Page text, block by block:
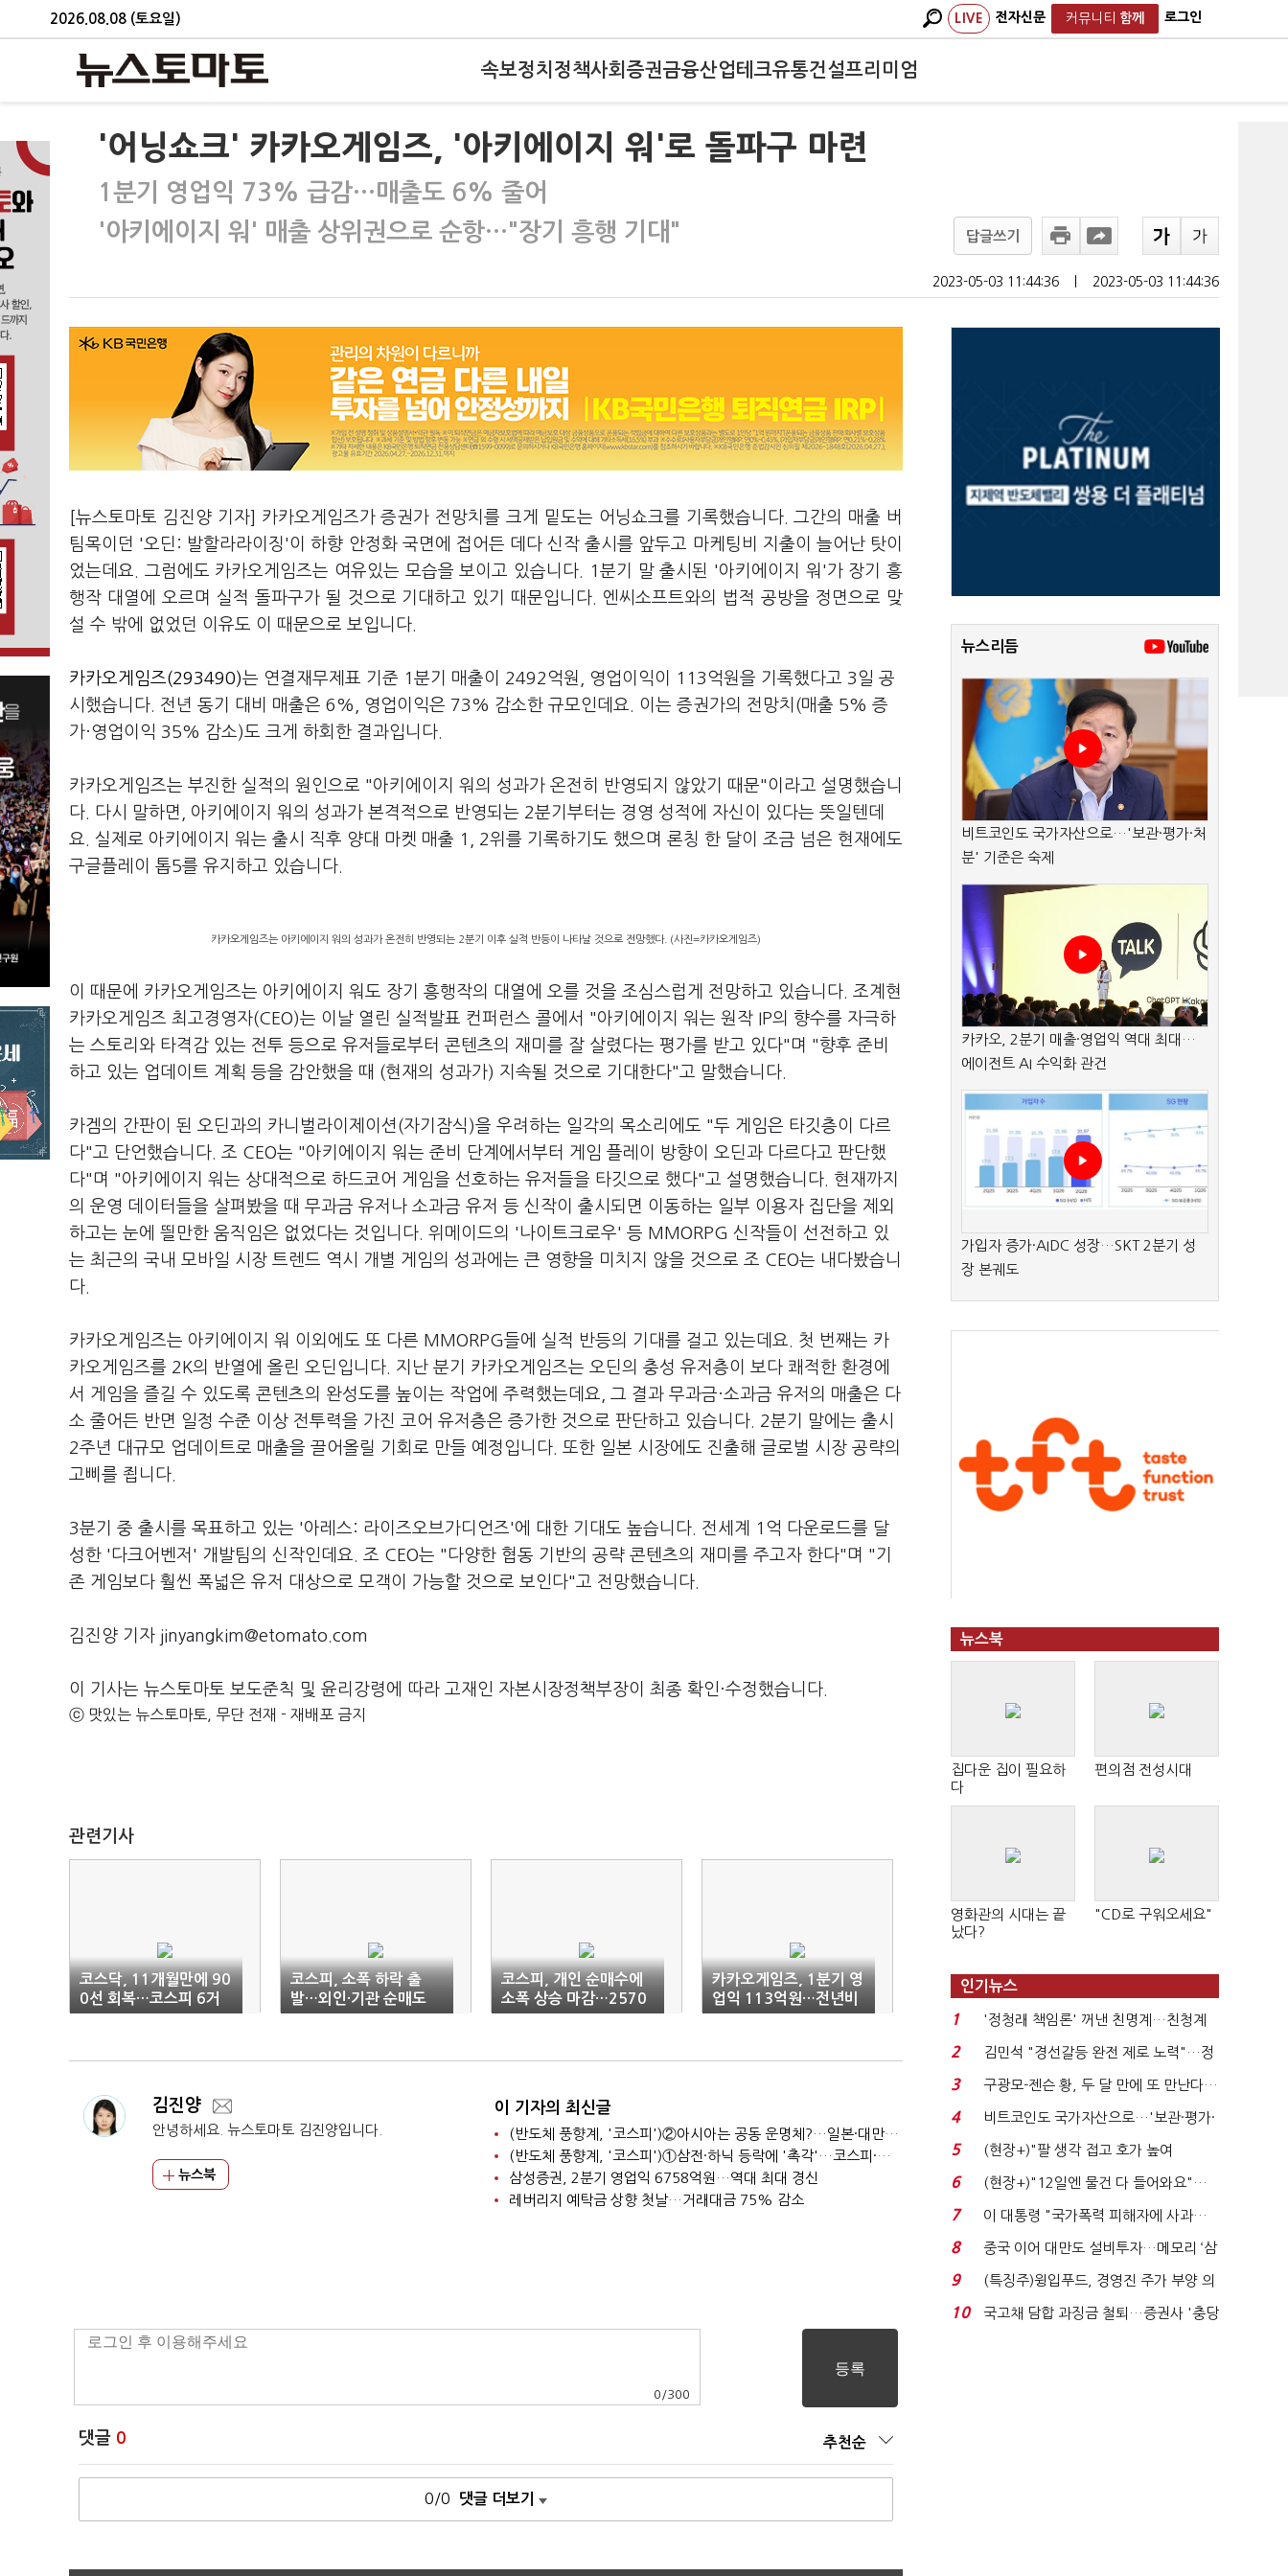
2026.08.08 (토요일) LIVE 전자신문 커뮤니티 함께 로그인
속보정치 정책사회 증권금융산업테크유통건설프리미엄
'어닝쇼크' 카카오게임즈, '아키에이지 워'로 돌파구 마련
1분기 영업익 73% 급감…매출도 6% 줄어
'아키에이지 워' 매출 상위권으로 순항…"장기 흥행 기대"
답글쓰기
2023-05-03 11:44:36 2023-05-03 11:44:36
[뉴스토마토 김진양 기자] 카카오게임즈가 증권가 전망치를 크게 밑도는 어닝쇼크를 기록했습니다. 그간의 매출 버
팀목이던 '오딘: 발할라라이징'이 하향 안정화 국면에 접어든 데다 신작 출시를 앞두고 마케팅비 지출이 늘어난 탓이
었는데요. 그럼에도 카카오게임즈는 여유있는 모습을 보이고 있습니다. 1분기 말 출시된 '아키에이지 워'가 장기 흥
행작 대열에 오르며 실적 돌파구가 될 것으로 기대하고 있기 때문입니다. 엔씨소프트와의 법적 공방을 정면으로 맞
설 수 밖에 없었던 이유도 이 때문으로 보입니다.
카카오게임즈(293490)는 연결재무제표 기준 1분기 매출이 2492억원, 영업이익이 113억원을 기록했다고 3일 공
시했습니다. 전년 동기 대비 매출은 6%, 영업이익은 73% 감소한 규모인데요. 이는 증권가의 전망치(매출 5% 증
가·영업이익 35% 감소)도 크게 하회한 결과입니다.
카카오게임즈는 부진한 실적의 원인으로 "아키에이지 워의 성과가 온전히 반영되지 않았기 때문"이라고 설명했습니
다. 다시 말하면, 아키에이지 워의 성과가 본격적으로 반영되는 2분기부터는 경영 성적에 자신이 있다는 뜻일텐데
요. 실제로 아키에이지 워는 출시 직후 양대 마켓 매출 1, 2위를 기록하기도 했으며 론칭 한 달이 조금 넘은 현재에도
구글플레이 톱5를 유지하고 있습니다.
카카오게임즈는 아키에이지 워의 성과가 온전히 반영되는 2분기 이후 실적 반등이 나타날 것으로 전망했다. (사진=카카오게임즈)
이 때문에 카카오게임즈는 아키에이지 워도 장기 흥행작의 대열에 오를 것을 조심스럽게 전망하고 있습니다. 조계현
카카오게임즈 최고경영자(CEO)는 이날 열린 실적발표 컨퍼런스 콜에서 "아키에이지 워는 원작 IP의 향수를 자극하
는 스토리와 타격감 있는 전투 등으로 유저들로부터 콘텐츠의 재미를 잘 살렸다는 평가를 받고 있다"며 "향후 준비
하고 있는 업데이트 계획 등을 감안했을 때 (현재의 성과가) 지속될 것으로 기대한다"고 말했습니다.
카겜의 간판이 된 오딘과의 카니벌라이제이션(자기잠식)을 우려하는 일각의 목소리에도 "두 게임은 타깃층이 다르
다"고 단언했습니다. 조 CEO는 "아키에이지 워는 준비 단계에서부터 게임 플레이 방향이 오딘과 다르다고 판단했
다"며 "아키에이지 워는 상대적으로 하드코어 게임을 선호하는 유저들을 타깃으로 했다"고 설명했습니다. 현재까지
의 운영 데이터들을 살펴봤을 때 무과금 유저나 소과금 유저 등 신작이 출시되면 이동하는 일부 이용자 집단을 제외
하고는 눈에 띌만한 움직임은 없었다는 것입니다. 위메이드의 '나이트크로우' 등 MMORPG 신작들이 선전하고 있
는 최근의 국내 모바일 시장 트렌드 역시 개별 게임의 성과에는 큰 영향을 미치지 않을 것으로 조 CEO는 내다봤습니
다.
카카오게임즈는 아키에이지 워 이외에도 또 다른 MMORPG들에 실적 반등의 기대를 걸고 있는데요. 첫 번째는 카
카오게임즈를 2K의 반열에 올린 오딘입니다. 지난 분기 카카오게임즈는 오딘의 충성 유저층이 보다 쾌적한 환경에
서 게임을 즐길 수 있도록 콘텐츠의 완성도를 높이는 작업에 주력했는데요, 그 결과 무과금·소과금 유저의 매출은 다
소 줄어든 반면 일정 수준 이상 전투력을 가진 코어 유저층은 증가한 것으로 판단하고 있습니다. 2분기 말에는 출시
2주년 대규모 업데이트로 매출을 끌어올릴 기회로 만들 예정입니다. 또한 일본 시장에도 진출해 글로벌 시장 공략의
고삐를 죕니다.
3분기 중 출시를 목표하고 있는 '아레스: 라이즈오브가디언즈'에 대한 기대도 높습니다. 전세계 1억 다운로드를 달
성한 '다크어벤저' 개발팀의 신작인데요. 조 CEO는 "다양한 협동 기반의 공략 콘텐츠의 재미를 주고자 한다"며 "기
존 게임보다 훨씬 폭넓은 유저 대상으로 모객이 가능할 것으로 보인다"고 전망했습니다.
김진양 기자 jinyangkim@etomato.com
이 기사는 뉴스토마토 보도준칙 및 윤리강령에 따라 고재인 자본시장정책부장이 최종 확인·수정했습니다.
ⓒ 맛있는 뉴스토마토, 무단 전재 - 재배포 금지
관련기사
코스닥, 11개월만에 90
0선 회복…코스피 6거
래일째 상승 마감
코스피, 소폭 하락 출
발…외인·기관 순매도
코스피, 개인 순매수에
소폭 상승 마감…2570
대
카카오게임즈, 1분기 영
업익 113억원…전년비
73% 감소
김진양
안녕하세요. 뉴스토마토 김진양입니다.
뉴스북
이 기자의 최신글
(반도체 풍향계, '코스피')②아시아는 공동 운명체?…일본·대만도 '동반 출렁'
(반도체 풍향계, '코스피')①삼전·하닉 등락에 '촉각'…코스피·나스닥 '한 몸'
삼성증권, 2분기 영업익 6758억원…역대 최대 경신
레버리지 예탁금 상향 첫날…거래대금 75% 감소
0 /300
댓글 0 추천순
0/0 댓글 더보기
뉴스리듬
비트코인도 국가자산으로…'보관·평가·처
분' 기준은 숙제
카카오, 2분기 매출·영업익 역대 최대…
에이전트 AI 수익화 관건
가입자 증가·AIDC 성장…SKT 2분기 성
장 본궤도
뉴스북
집다운 집이 필요하
다
편의점 전성시대
영화관의 시대는 끝
났다?
"CD로 구워오세요"
인기뉴스
1
'정청래 책임론' 꺼낸 친명계…친청계
는 추가투표 때리기...
2
김민석 "경선갈등 완전 제로 노력"…정
청래 "반명 공세 사...
3
구광모-젠슨 황, 두 달 만에 또 만난다…
로봇·AI 등 논...
4
비트코인도 국가자산으로…'보관·평가·
처분' 기준은 ...
5
(현장+)"팔 생각 접고 호가 높여
요"…'덜 똘똘한 한 채' 20...
6
(현장+)"12일엔 물건 다 들어와요"…
빈 매대 채우며 문 연 ...
7
이 대통령 "국가폭력 피해자에 사과…
적극적 조사로 진...
8
중국 이어 대만도 설비투자…메모리 ‘삼
국전쟁’
9
(특징주)윙입푸드, 경영진 주가 부양 의
지에 상한가...
10
국고채 담합 과징금 철퇴…증권사 '충당